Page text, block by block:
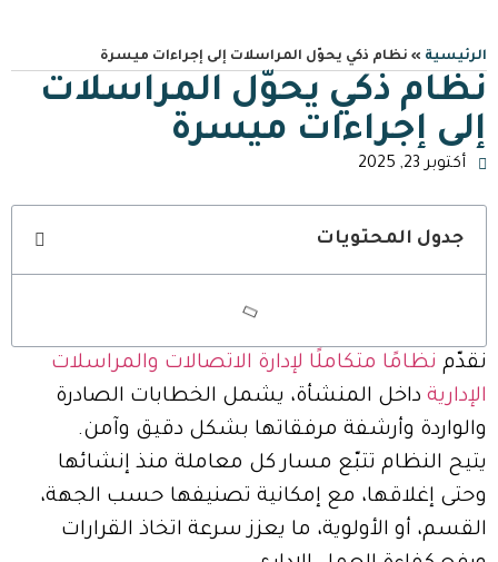
الرئيسية » نظام ذكي يحوّل المراسلات إلى إجراءات ميسرة
نظام ذكي يحوّل المراسلات
إلى إجراءات ميسرة
أكتوبر 23, 2025
جدول المحتويات
نقدّم نظامًا متكاملًا لإدارة الاتصالات والمراسلات
الإدارية داخل المنشأة، يشمل الخطابات الصادرة
والواردة وأرشفة مرفقاتها بشكل دقيق وآمن.
يتيح النظام تتبّع مسار كل معاملة منذ إنشائها
وحتى إغلاقها، مع إمكانية تصنيفها حسب الجهة،
القسم، أو الأولوية، ما يعزز سرعة اتخاذ القرارات